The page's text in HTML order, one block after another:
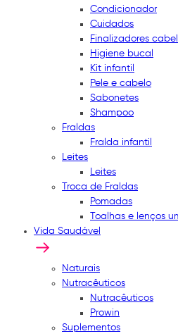
Condicionador
Cuidados
Finalizadores
Higiene bucal
Kit infantil
Pele e cabelo
Sabonetes
Shampoo
Fraldas
Fralda infantil
Leites
Leites
Troca de Fraldas
Pomadas
Toalhas e lenços
Vida Saudável
Naturais
Nutracêuticos
Nutracêuticos
Prowin
Suplementos